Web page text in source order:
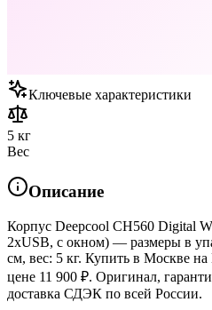
Ключевые характеристики
5 кг
Вес
Описание
Корпус Deepcool CH560 Digital
2хUSB, с окном) — размеры в
см, вес: 5 кг. Купить в Москве
цене 11 900 ₽. Оригинал,
доставка СДЭК по всей России.